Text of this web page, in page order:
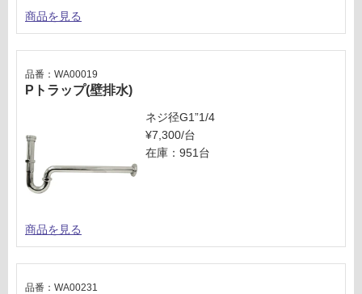
商品を見る
Pトラップ(壁排水)
品番：WA00019
ネジ径G1”1/4
¥7,300/台
在庫：951台
商品を見る
品番：WA00231